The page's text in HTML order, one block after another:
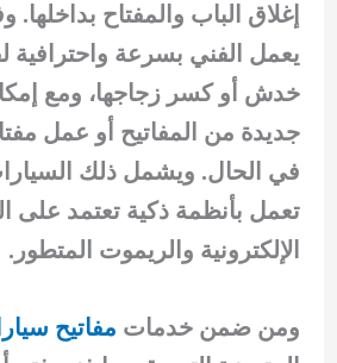
إغلاق الباب والمفتاح بداخلها.
يعمل الفني بسرعة واحترافية
خدش أو كسر زجاجها، ومع
جديدة من المفاتيح أو عمل
في الحال. ويشمل ذلك
تعمل بأنظمة ذكية تعتمد على
الإلكترونية والريموت المتطور.
ومن ضمن خدمات مفاتيح